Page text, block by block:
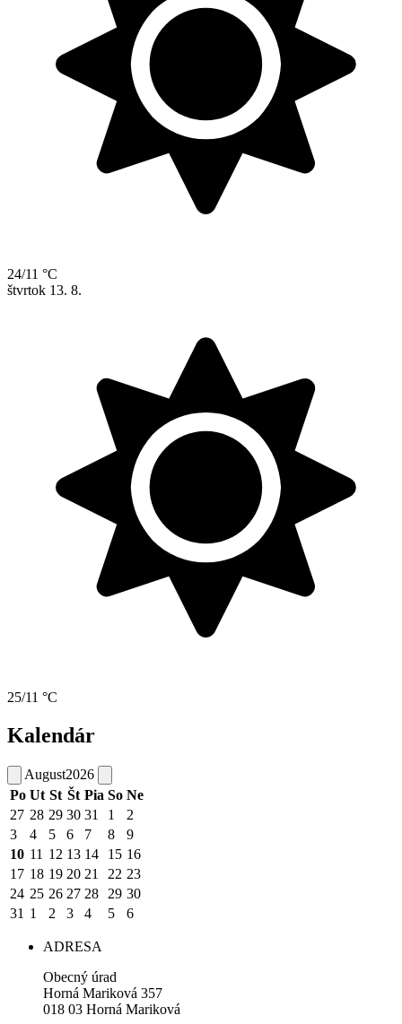
24/11 °C
štvrtok 13. 8.
25/11 °C
Kalendár
August2026
Po Ut St Št Pia So Ne
27 28 29 30 31 1
2
3
4 5 6 7 8
9
10 11 12 13 14 15 16
17 18 19 20 21 22 23
24 25 26 27 28 29 30
31 1 2 3 4 5 6
ADRESA
Obecný úrad
Horná Mariková 357
018 03 Horná Mariková